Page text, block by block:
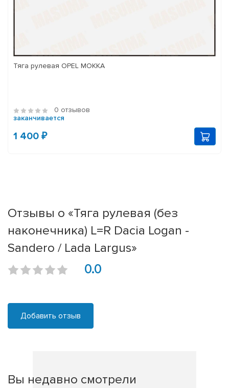
Тяга рулевая OPEL MOKKA
0 отзывов
заканчивается
1 400 ₽
Отзывы о «Тяга рулевая (без
наконечника) L=R Dacia Logan -
Sandero / Lada Largus»
0.0
Добавить отзыв
Вы недавно смотрели